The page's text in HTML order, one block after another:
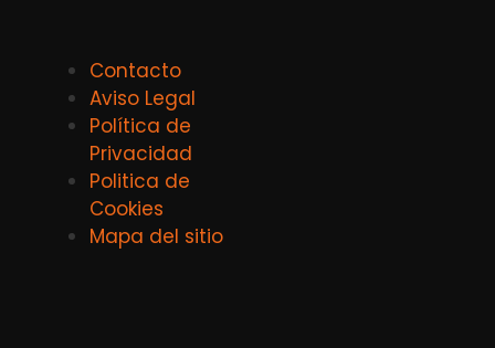
Contacto
Aviso Legal
Política de
Privacidad
Politica de
Cookies
Mapa del sitio